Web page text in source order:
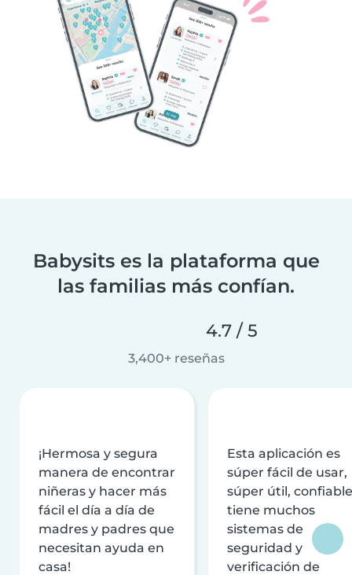
Babysits es la plataforma que
las familias más confían.
4.7 / 5
3,400+ reseñas
¡Hermosa y segura
manera de encontrar
niñeras y hacer más
fácil el día a día de
madres y padres que
necesitan ayuda en
casa!
Esta aplicación es
súper fácil de usar,
súper útil,
tiene muchos
sistemas de
seguridad y
verificación de